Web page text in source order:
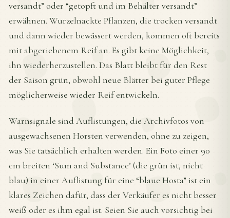
versandt” oder “getopft und im Behälter versandt”
erwähnen. Wurzelnackte Pflanzen, die trocken versandt
und dann wieder bewässert werden, kommen oft bereits
mit abgeriebenem Reif an. Es gibt keine Möglichkeit,
ihn wiederherzustellen. Das Blatt bleibt für den Rest
der Saison grün, obwohl neue Blätter bei guter Pflege
möglicherweise wieder Reif entwickeln.
Warnsignale sind Auflistungen, die Archivfotos von
ausgewachsenen Horsten verwenden, ohne zu zeigen,
was Sie tatsächlich erhalten werden. Ein Foto einer 90
cm breiten ‘Sum and Substance’ (die grün ist, nicht
blau) in einer Auflistung für eine “blaue Hosta” ist ein
klares Zeichen dafür, dass der Verkäufer es nicht besser
weiß oder es ihm egal ist. Seien Sie auch vorsichtig bei